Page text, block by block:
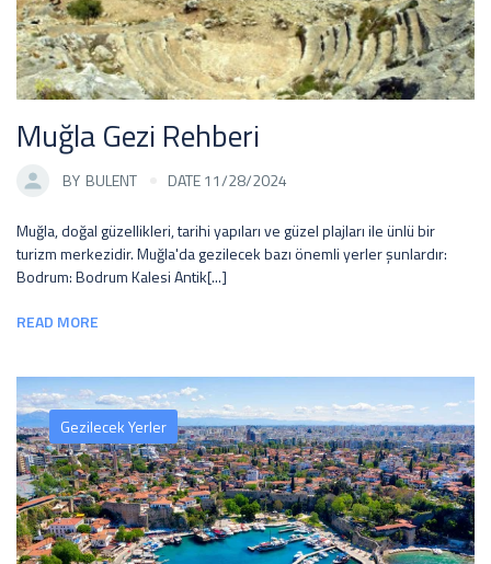
Muğla Gezi Rehberi
BY BULENT DATE 11/28/2024
Muğla, doğal güzellikleri, tarihi yapıları ve güzel plajları ile ünlü bir
turizm merkezidir. Muğla'da gezilecek bazı önemli yerler şunlardır:
Bodrum: Bodrum Kalesi Antik[...]
READ MORE
Gezilecek Yerler